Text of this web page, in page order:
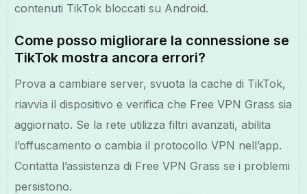
contenuti TikTok bloccati su Android.
Come posso migliorare la connessione se
TikTok mostra ancora errori?
Prova a cambiare server, svuota la cache di TikTok,
riavvia il dispositivo e verifica che Free VPN Grass sia
aggiornato. Se la rete utilizza filtri avanzati, abilita
l’offuscamento o cambia il protocollo VPN nell’app.
Contatta l’assistenza di Free VPN Grass se i problemi
persistono.